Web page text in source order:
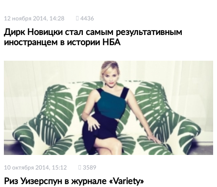
12 ноября 2014, 14:28 4436
Дирк Новицки стал самым результативным
иностранцем в истории НБА
10 октября 2014, 15:12 3589
Риз Уизерспун в журнале «Variety»